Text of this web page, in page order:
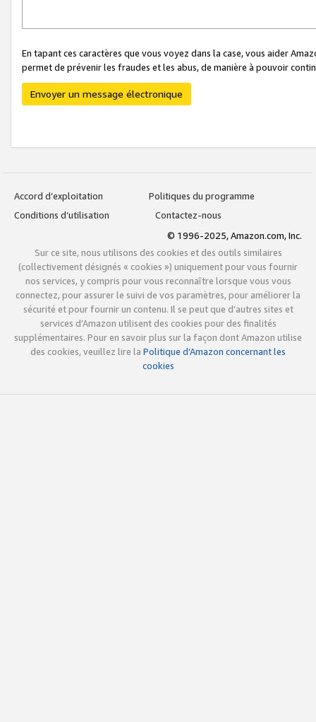
En tapant ces caractères que vous voyez dans la case, vous aider
permet de prévenir les fraudes et les abus, de manière à pouvoir
Envoyer un message électronique
Accord d’exploitation
Politiques du programme
Conditions d’utilisation
Contactez-nous
© 1996-2025, Amazon.com, Inc.
Sur ce site, nous utilisons des cookies et des outils similaires
(collectivement désignés « cookies ») uniquement pour vous fournir
nos services, y compris pour vous reconnaître lorsque vous vous
connectez, pour assurer le suivi de vos paramètres, pour améliorer la
sécurité et pour fournir un contenu. Il se peut que d’autres sites et
services d’Amazon utilisent des cookies pour des finalités
supplémentaires. Pour en savoir plus sur la façon dont Amazon utilise
des cookies, veuillez lire la Politique d’Amazon concernant les
cookies